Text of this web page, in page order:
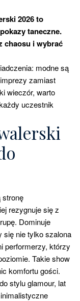
2026 to
taneczne.
chaosu i wybrać
modne są
zamiast
wieczór, warto
uczestnik
stronę
rezygnuje się z
Dominuje
się nie tylko szalona
performerzy, którzy
Takie show
komfortu gości.
stylu glamour, lat